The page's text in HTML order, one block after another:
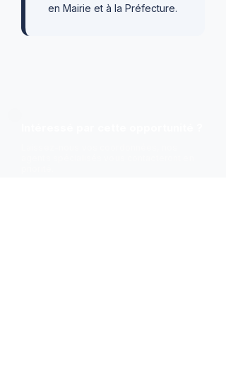
en Mairie et à la Préfecture.